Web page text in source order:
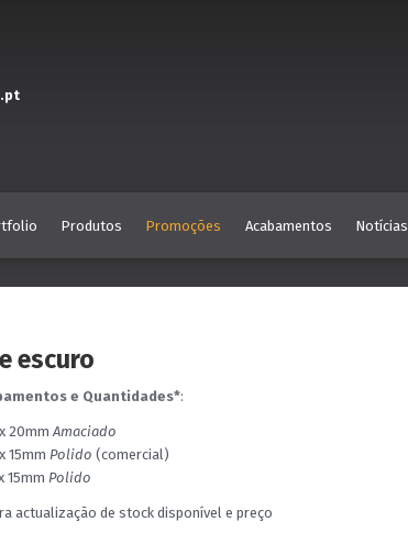
Produtos Promoções Acabamentos Notícias
escuro
e Quantidades*:
20mmAmaciado
15mm Polido (comercial)
15mm Polido
actualização de stock disponível e preço